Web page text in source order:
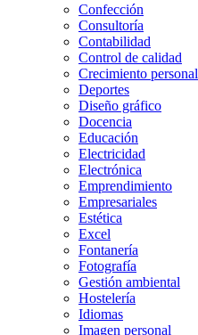
Confección
Consultoría
Contabilidad
Control de calidad
Crecimiento personal
Deportes
Diseño gráfico
Docencia
Educación
Electricidad
Electrónica
Emprendimiento
Empresariales
Estética
Excel
Fontanería
Fotografía
Gestión ambiental
Hostelería
Idiomas
Imagen personal